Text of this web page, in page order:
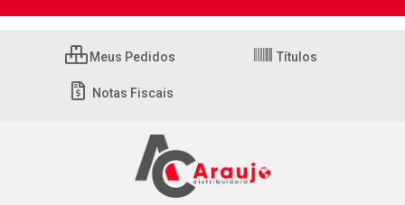
Meus Pedidos Títulos
Notas Fiscais